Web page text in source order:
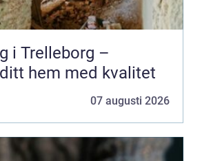
i Trelleborg –
hem med kvalitet
07 augusti 2026